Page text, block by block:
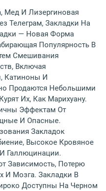
Мед И Лизергиновая
Телеграм, Закладки На
— Новая Форма
Популярность В
Смешивания
Включая
Катиноны И
Продаются Небольшими
Их, Как Марихуану.
Эффектам От
И Опасные.
Закладок
Высокое Кровяное
Галлюцинации.
Зависимость, Потерю
И Мозга. Закладки В
Доступны На Черном